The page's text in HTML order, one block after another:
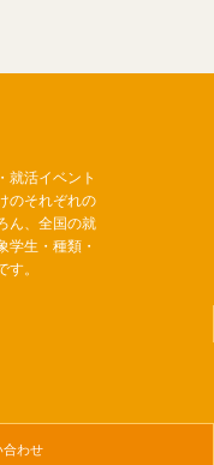
就活イベント
のそれぞれの
ん、全国の就
学生・種類・
。
合わせ